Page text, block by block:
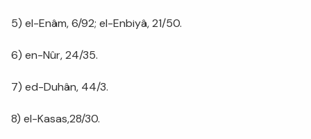
5) el-Enâm, 6/92; el-Enbiyâ, 21/50.
6) en-Nûr, 24/35.
7) ed-Duhân, 44/3.
8) el-Kasas,28/30.